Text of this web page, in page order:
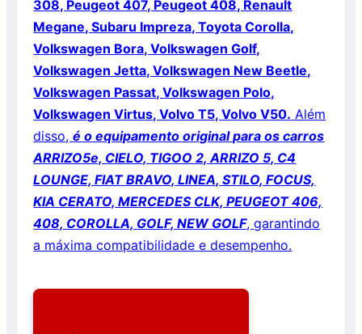
308, Peugeot 407, Peugeot 408, Renault
Megane, Subaru Impreza, Toyota Corolla,
Volkswagen Bora, Volkswagen Golf,
Volkswagen Jetta, Volkswagen New Beetle,
Volkswagen Passat, Volkswagen Polo,
Volkswagen Virtus, Volvo T5, Volvo V50. Além
disso,é o equipamento original para os carros
ARRIZO5e, CIELO, TIGOO 2, ARRIZO 5, C4
LOUNGE, FIAT BRAVO, LINEA, STILO, FOCUS,
KIA CERATO, MERCEDES CLK, PEUGEOT 406,
408, COROLLA, GOLF, NEW GOLF, garantindo
a máxima compatibilidade e desempenho.